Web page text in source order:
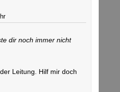
dir noch immer nicht
Leitung. Hilf mir doch